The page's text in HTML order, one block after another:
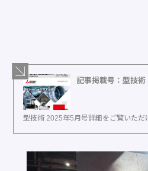
記事掲載号：型技術
型技術 2025年5月号詳細をご覧いただ